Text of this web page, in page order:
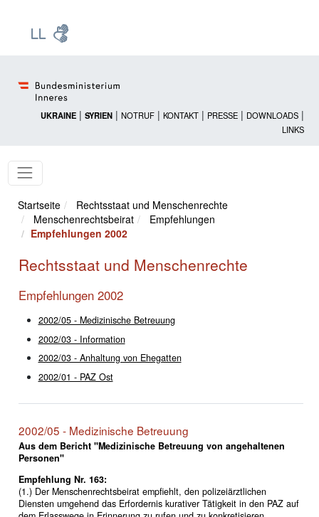
UKRAINE | SYRIEN | NOTRUF | KONTAKT | PRESSE | DOWNLOADS |
LINKS
Startseite
Rechtsstaat und Menschenrechte
Menschenrechtsbeirat
Empfehlungen
Empfehlungen 2002
Rechtsstaat und Menschenrechte
Empfehlungen 2002
2002/05 - Medizinische Betreuung
2002/03 - Information
2002/03 - Anhaltung von Ehegatten
2002/01 - PAZ Ost
2002/05 - Medizinische Betreuung
Aus dem Bericht "Medizinische Betreuung von angehaltenen
Personen"
Empfehlung Nr. 163:
(1.) Der Menschenrechtsbeirat empfiehlt, den polizeiärztlichen
Diensten umgehend das Erfordernis kurativer Tätigkeit in den PAZ auf